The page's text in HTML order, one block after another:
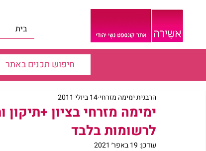
בית
ימימה מזרחי בציון
לרשומות בלבד
הרבנית ימימה מזרחי14 ביולי 2011
עודכן: 19 באפר׳ 2021